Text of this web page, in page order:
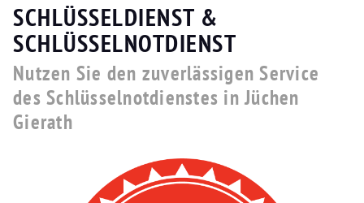
SCHLÜSSELDIENST &
SCHLÜSSELNOTDIENST
Nutzen Sie den zuverlässigen Service
des Schlüsselnotdienstes in Jüchen
Gierath